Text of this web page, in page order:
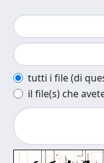
tutti i file (di
il file(s) che